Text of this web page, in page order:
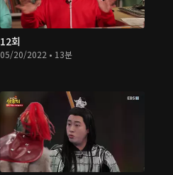
12회
05/20/2022 • 13분